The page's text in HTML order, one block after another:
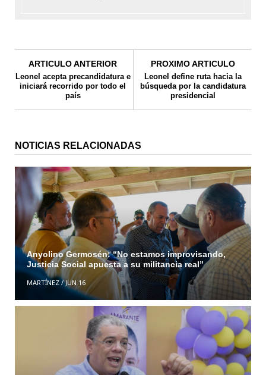
ARTICULO ANTERIOR
Leonel acepta precandidatura e
iniciará recorrido por todo el
país
PROXIMO ARTICULO
Leonel define ruta hacia la
búsqueda por la candidatura
presidencial
NOTICIAS RELACIONADAS
Anyolino Germosén: “No estamos improvisando,
Justicia Social apuesta a su militancia real”
MARTÍNEZ/JUN 16